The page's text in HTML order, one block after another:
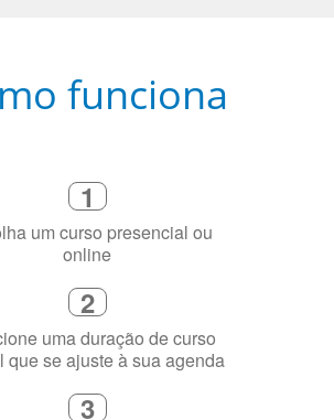
funciona
1
um curso presencial ou
online
2
uma duração de curso
que se ajuste à sua agenda
3